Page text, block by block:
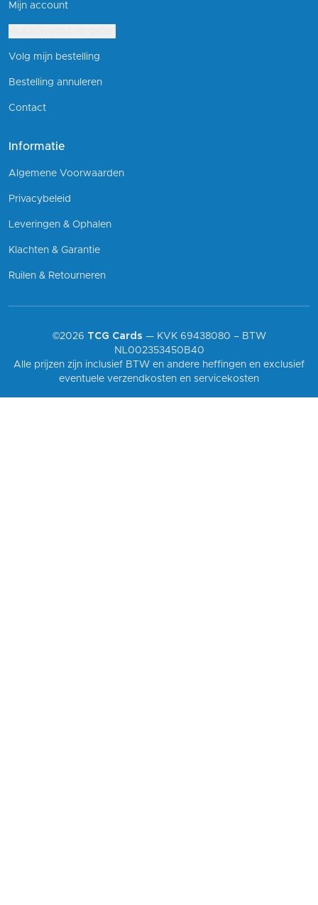
Mijn account
Volg mijn bestelling
Bestelling annuleren
Contact
Informatie
Algemene Voorwaarden
Privacybeleid
Leveringen & Ophalen
Klachten & Garantie
Ruilen & Retourneren
©2026 TCG Cards — KVK 69438080 – BTW
NL002353450B40
Alle prijzen zijn inclusief BTW en andere heffingen en exclusief
eventuele verzendkosten en servicekosten